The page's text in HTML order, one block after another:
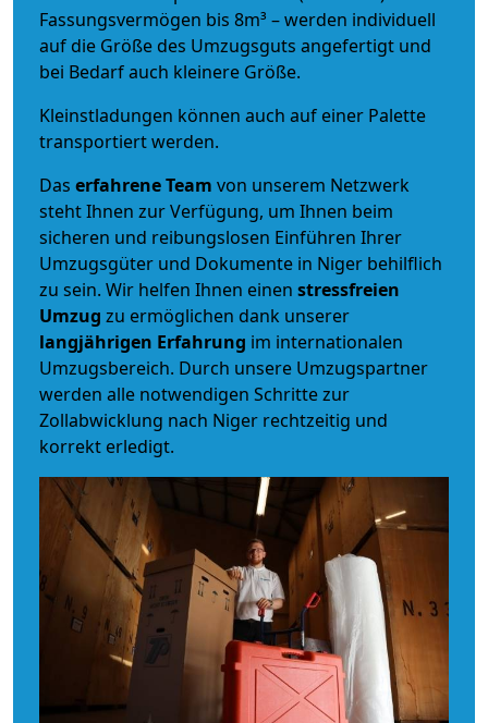
Fassungsvermögen bis 8m³ – werden individuell
auf die Größe des Umzugsguts angefertigt und
bei Bedarf auch kleinere Größe.
Kleinstladungen können auch auf einer Palette
transportiert werden.
Das erfahrene Team von unserem Netzwerk
steht Ihnen zur Verfügung, um Ihnen beim
sicheren und reibungslosen Einführen Ihrer
Umzugsgüter und Dokumente in Niger behilflich
zu sein. Wir helfen Ihnen einen stressfreien
Umzug zu ermöglichen dank unserer
langjährigen Erfahrung im internationalen
Umzugsbereich. Durch unsere Umzugspartner
werden alle notwendigen Schritte zur
Zollabwicklung nach Niger rechtzeitig und
korrekt erledigt.